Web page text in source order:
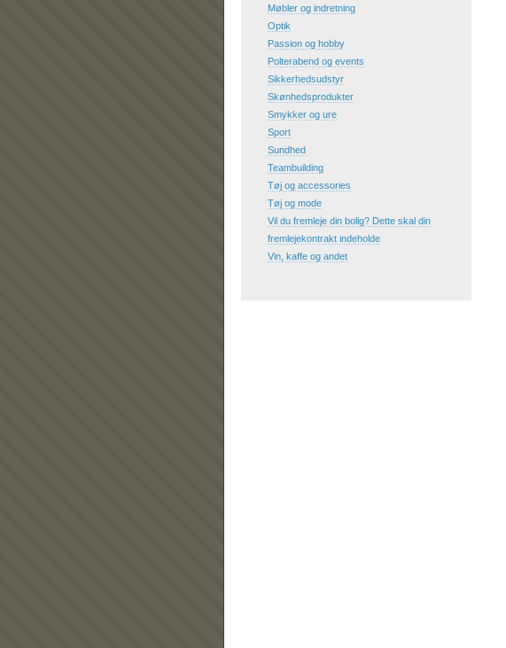
Møbler og indretning
Optik
Passion og hobby
Polterabend og events
Sikkerhedsudstyr
Skønhedsprodukter
Smykker og ure
Sport
Sundhed
Teambuilding
Tøj og accessories
Tøj og mode
Vil du fremleje din bolig? Dette skal din
fremlejekontrakt indeholde
Vin, kaffe og andet